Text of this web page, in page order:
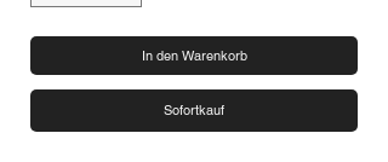
In den Warenkorb
Sofortkauf